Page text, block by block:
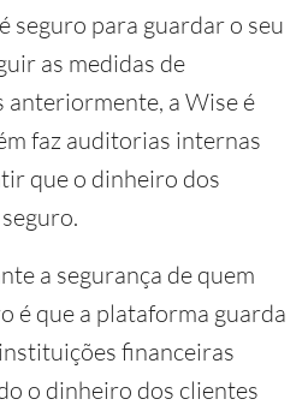
seguro para guardar o seu
as medidas de
anteriormente, a Wise é
faz auditorias internas
que o dinheiro dos
a segurança de quem
é que a plataforma guarda
financeiras
o dinheiro dos clientes